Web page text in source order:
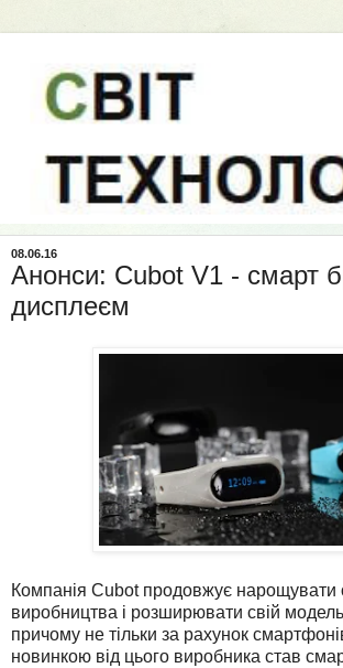
08.06.16
Анонси: Cubot V1 - смарт
дисплеєм
Компанія Cubot продовжує нарощувати
виробництва і розширювати свій
причому не тільки за рахунок
новинкою від цього виробника став